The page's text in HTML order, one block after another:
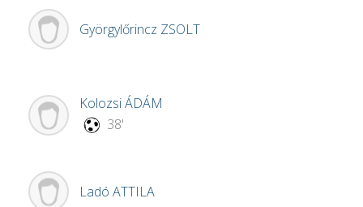
Györgylőrincz ZSOLT
KolozsiÁDÁM
38'
Ladó ATTILA